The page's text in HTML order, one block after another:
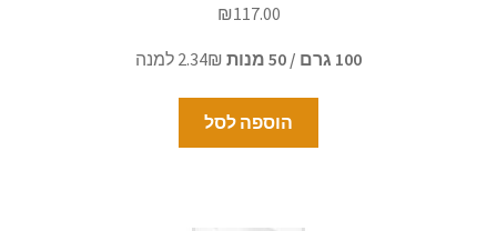
₪117.00
100 גרם / 50 מנות
הוספה לסל